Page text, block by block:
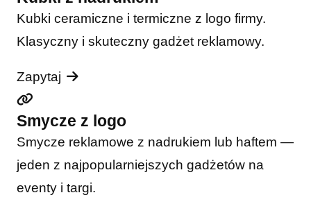
Kubki ceramiczne i termiczne z logo firmy.
Klasyczny i skuteczny gadżet reklamowy.
Zapytaj
Smycze z logo
Smycze reklamowe z nadrukiem lub haftem —
jeden z najpopularniejszych gadżetów na
eventy i targi.